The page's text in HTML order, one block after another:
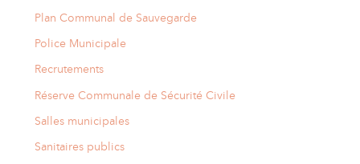
Plan Communal de Sauvegarde
Police Municipale
Recrutements
Réserve Communale de Sécurité Civile
Salles municipales
Sanitaires publics